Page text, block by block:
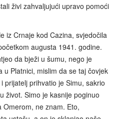
živi zahvaljujući upravo pomoći
iz Crnaje kod Cazina, svjedočila
augusta 1941. godine.
da bježi u šumu, nego je
u Platnici, mislim da se taj čovjek
prijatelj prihvatio je Simu, sakrio
život. Simo je kasnije poginuo
Omerom, ne znam. Eto,